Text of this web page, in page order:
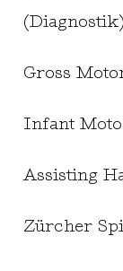
(Diagnostik)
Gross
Infant
Assisting
Zürcher